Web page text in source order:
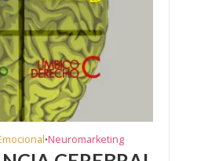
•Neuromarketing